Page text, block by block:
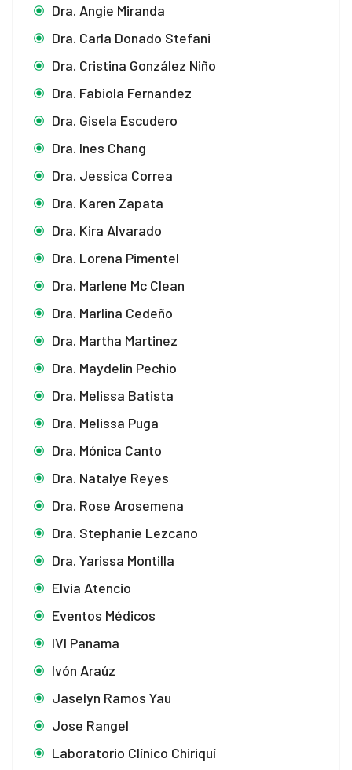
Dra. Angie Miranda
Dra. Carla Donado Stefani
Dra. Cristina González Niño
Dra. Fabiola Fernandez
Dra. Gisela Escudero
Dra. Ines Chang
Dra. Jessica Correa
Dra. Karen Zapata
Dra. Kira Alvarado
Dra. Lorena Pimentel
Dra. Marlene Mc Clean
Dra. Marlina Cedeño
Dra. Martha Martinez
Dra. Maydelin Pechio
Dra. Melissa Batista
Dra. Melissa Puga
Dra. Mónica Canto
Dra. Natalye Reyes
Dra. Rose Arosemena
Dra. Stephanie Lezcano
Dra. Yarissa Montilla
Elvia Atencio
Eventos Médicos
IVI Panama
Ivón Araúz
Jaselyn Ramos Yau
Jose Rangel
Laboratorio Clínico Chiriquí